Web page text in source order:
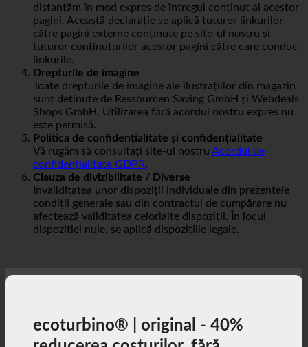
exhaustivitatea informațiilor furnizate acolo. Ne
distanțăm în mod expres de întregul conținut al acestor
pagini. Această declarație se aplică tuturor linkurilor
către pagini externe conținute pe site-ul nostru și
tuturor conținuturilor acestor pagini către care conduc
linkurile.
Drepturile de imagine
Toate drepturile de imagine ale ilustrațiilor din magazin
sunt deținute de Ressourcen Saving GmbH și Webdeals
Shops GmbH. Utilizarea fără acordul nostru expres nu
este permisă.
Politica de confidențialitate și confidențialitate
Vă rugăm să consultați site-ul nostru
confidențialitate GDPR .
Clauza de divizibilitate / Diverse
Invaliditatea unor dispoziții individuale din prezentele
condiții generale sau din contractul de cumpărare nu
afectează validitatea celorlalte dispoziții. În locul
ecoturbino® | original - 40%